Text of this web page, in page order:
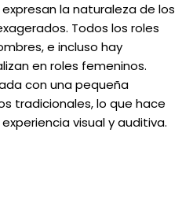
expresan la naturaleza de los
Todos los roles
e incluso hay
en roles femeninos.
con una pequeña
tradicionales, lo que hace
visual y auditiva.